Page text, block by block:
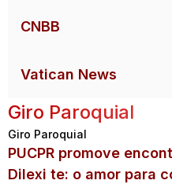
CNBB
Vatican News
Giro Paroquial
Giro Paroquial
PUCPR promove
Dilexi te: o amor para